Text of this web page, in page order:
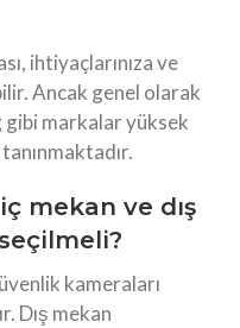
ihtiyaçlarınıza ve
Ancak genel olarak
gibi markalar yüksek
mekan ve dış
kameraları
Dış mekan